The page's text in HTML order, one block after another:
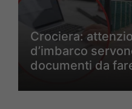
Crociera:
d’imbarco
documenti da